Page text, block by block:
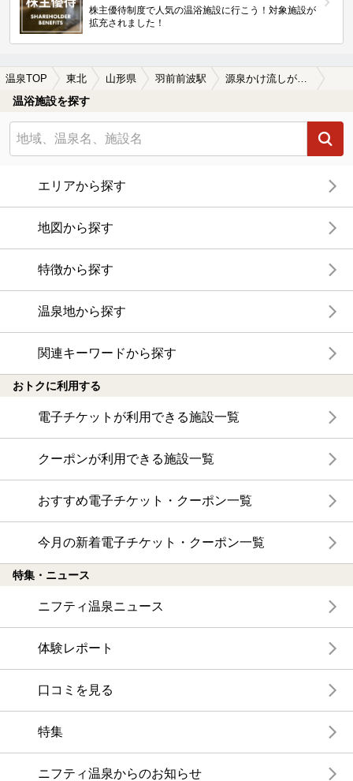
株主優待制度で人気の温浴施設に行こう！対象施設が
拡充されました！
温泉TOP 東北 山形県 羽前前波駅
温浴施設を探す
エリアから探す
地図から探す
特徴から探す
温泉地から探す
関連キーワードから探す
おトクに利用する
電子チケットが利用できる施設一覧
クーポンが利用できる施設一覧
おすすめ電子チケット・クーポン一覧
今月の新着電子チケット・クーポン一覧
特集・ニュース
ニフティ温泉ニュース
体験レポート
口コミを見る
特集
ニフティ温泉からのお知らせ